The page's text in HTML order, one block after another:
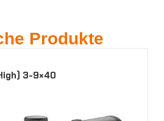
Produkte
3-9×40